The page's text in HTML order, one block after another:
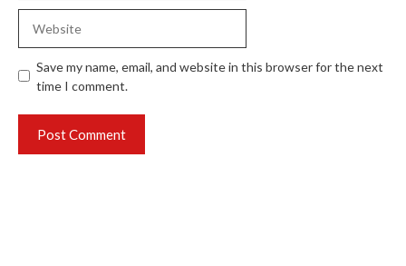
Save my name, email, and website in this browser for the next
time I comment.